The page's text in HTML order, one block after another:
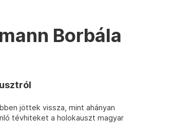
Borbála
jöttek vissza, mint ahányan
tévhiteket a holokauszt magyar